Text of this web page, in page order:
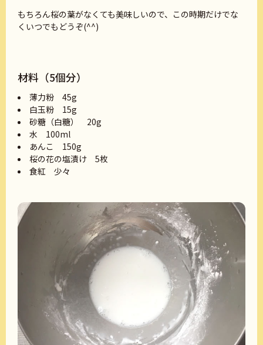
もちろん桜の葉がなくても美味しいので、この時期だけでな
くいつでもどうぞ(^^)
材料（5個分）
薄力粉 45g
白玉粉 15g
砂糖（白糖） 20g
水 100ml
あんこ 150g
桜の花の塩漬け 5枚
食紅 少々